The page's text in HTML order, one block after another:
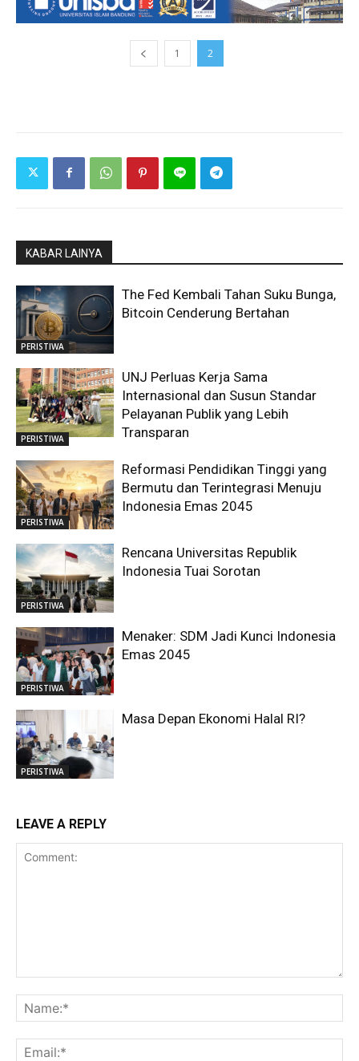
1 2
KABAR LAINYA
PERISTIWA
The Fed Kembali Tahan Suku Bunga,
Bitcoin Cenderung Bertahan
PERISTIWA
UNJ Perluas Kerja Sama
Internasional dan Susun Standar
Pelayanan Publik yang Lebih
Transparan
PERISTIWA
Reformasi Pendidikan Tinggi yang
Bermutu dan Terintegrasi Menuju
Indonesia Emas 2045
PERISTIWA
Rencana Universitas Republik
Indonesia Tuai Sorotan
PERISTIWA
Menaker: SDM Jadi Kunci Indonesia
Emas 2045
PERISTIWA
Masa Depan Ekonomi Halal RI?
LEAVE A REPLY